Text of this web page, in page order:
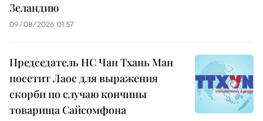
Зеландию
09/08/2026 01:57
Председатель НС Чан Тхань Ман
посетит Лаос для выражения
скорби по случаю кончины
товарища Сайсомфона